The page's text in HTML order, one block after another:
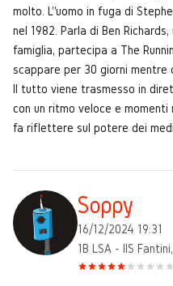
molto. L''uomo in fuga di
nel 1982. Parla di Ben
famiglia, partecipa a The
scappare per 30 giorni mentre
Il tutto viene trasmesso in
con un ritmo veloce e
fa riflettere sul potere dei
Soppy
16/12/2024 19:31
1B LSA - IIS